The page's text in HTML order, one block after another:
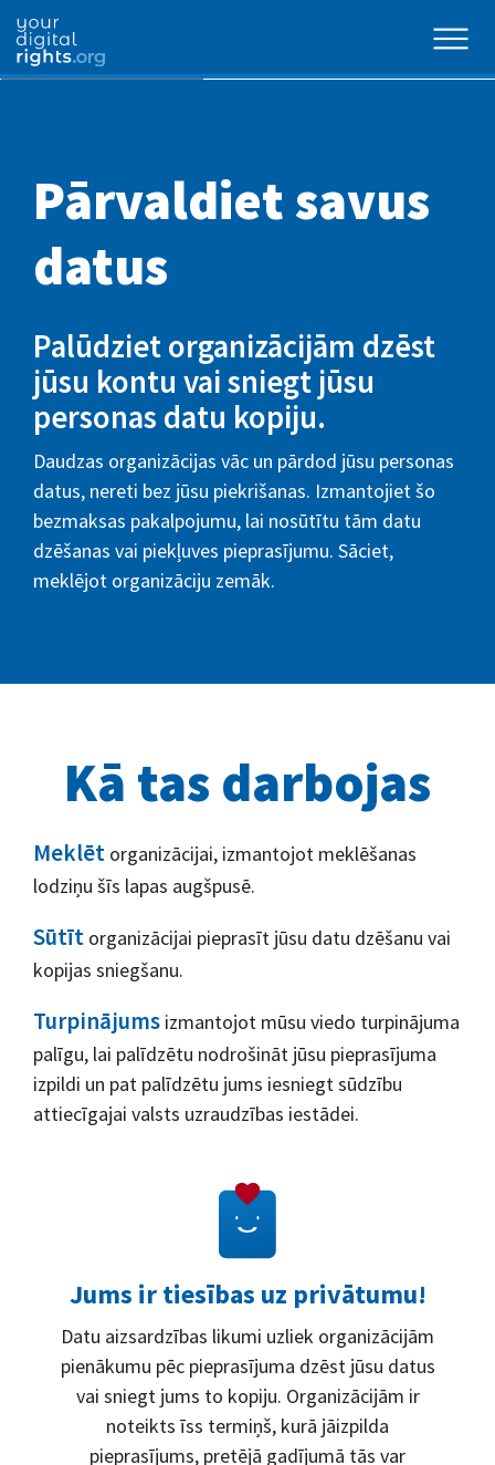
Pārvaldiet savus
datus
Palūdziet organizācijām dzēst
jūsu kontu vai sniegt jūsu
personas datu kopiju.
Daudzas organizācijas vāc un pārdod jūsu personas
datus, nereti bez jūsu piekrišanas. Izmantojiet šo
bezmaksas pakalpojumu, lai nosūtītu tām datu
dzēšanas vai piekļuves pieprasījumu. Sāciet,
meklējot organizāciju zemāk.
Kā tas darbojas
Meklēt organizācijai, izmantojot meklēšanas
lodziņu šīs lapas augšpusē.
Sūtīt organizācijai pieprasīt jūsu datu dzēšanu vai
kopijas sniegšanu.
Turpinājums izmantojot mūsu viedo turpinājuma
palīgu, lai palīdzētu nodrošināt jūsu pieprasījuma
izpildi un pat palīdzētu jums iesniegt sūdzību
attiecīgajai valsts uzraudzības iestādei.
Jums ir tiesības uz privātumu!
Datu aizsardzības likumi uzliek organizācijām
pienākumu pēc pieprasījuma dzēst jūsu datus
vai sniegt jums to kopiju. Organizācijām ir
noteikts īss termiņš, kurā jāizpilda
pieprasījums, pretējā gadījumā tās var